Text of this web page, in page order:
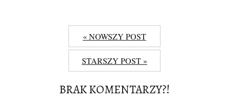
« NOWSZY POST
STARSZY POST »
BRAK KOMENTARZY?!